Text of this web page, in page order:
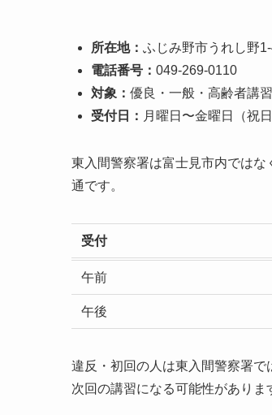
所在地： ふじみ野市うれし野
電話番号： 049-269-0110
対象： 優良・一般・高齢者講
受付日： 月曜日〜金曜日（祝
東入間警察署は富士見市内では
通です。
受付
午前
午後
違反・初回の人は東入間警察署で
次回の講習になる可能性がありま